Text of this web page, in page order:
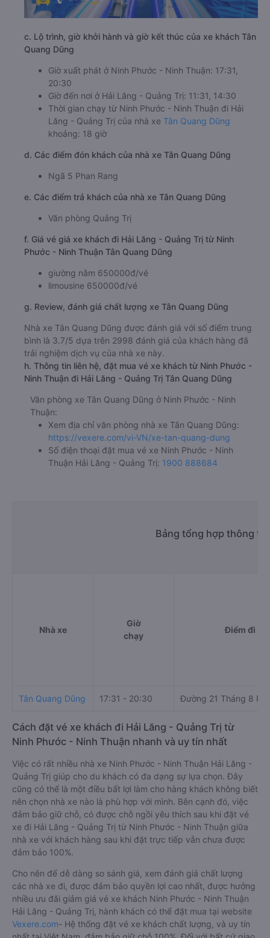
c. Lộ trình, giờ khởi hành và giờ kết thúc của xe khách Tân
Quang Dũng
Giờ xuất phát ở Ninh Phước - Ninh Thuận: 17:31,
20:30
Giờ đến nơi ở Hải Lăng - Quảng Trị: 11:31, 14:30
Thời gian chạy từ Ninh Phước - Ninh Thuận đi Hải
Lăng - Quảng Trị của nhà xe Tân Quang Dũng
khoảng: 18 giờ
d. Các điểm đón khách của nhà xe Tân Quang Dũng
Ngã 5 Phan Rang
e. Các điểm trả khách của nhà xe Tân Quang Dũng
Văn phòng Quảng Trị
f. Giá vé giá xe khách đi Hải Lăng - Quảng Trị từ Ninh
Phước - Ninh Thuận Tân Quang Dũng
giường nằm 650000đ/vé
limousine 650000đ/vé
g. Review, đánh giá chất lượng xe Tân Quang Dũng
Nhà xe Tân Quang Dũng được đánh giá với số điểm trung
bình là 3.7/5 dựa trên 2998 đánh giá của khách hàng đã
trải nghiệm dịch vụ của nhà xe này.
h. Thông tin liên hệ, đặt mua vé xe khách từ Ninh Phước -
Ninh Thuận đi Hải Lăng - Quảng Trị Tân Quang Dũng
Văn phòng xe Tân Quang Dũng ở Ninh Phước - Ninh
Thuận:
Xem địa chỉ văn phòng nhà xe Tân Quang Dũng:
https://vexere.com/vi-VN/xe-tan-quang-dung
Số điện thoại đặt mua vé xe Ninh Phước - Ninh
Thuận Hải Lăng - Quảng Trị: 1900 888684
Bảng tổng hợp thông
Nhà xe
Giờ
chạy
Điểm đi
Tân Quang Dũng 17:31 - 20:30 Đường 21 Tháng 8
Cách đặt vé xe khách đi Hải Lăng - Quảng Trị từ
Ninh Phước - Ninh Thuận nhanh và uy tín nhất
Việc có rất nhiều nhà xe Ninh Phước - Ninh Thuận Hải Lăng -
Quảng Trị giúp cho du khách có đa dạng sự lựa chọn. Đây
cũng có thể là một điều bất lợi làm cho hàng khách không biết
nên chọn nhà xe nào là phù hợp với mình. Bên cạnh đó, việc
đảm bảo giữ chỗ, có được chỗ ngồi yêu thích sau khi đặt vé
xe đi Hải Lăng - Quảng Trị từ Ninh Phước - Ninh Thuận giữa
nhà xe với khách hàng sau khi đặt trực tiếp vẫn chưa được
đảm bảo 100%.
Cho nên để dễ dàng so sánh giá, xem đánh giá chất lượng
các nhà xe đi, được đảm bảo quyền lợi cao nhất, được hưởng
nhiều ưu đãi giảm giá vé xe khách Ninh Phước - Ninh Thuận
Hải Lăng - Quảng Trị, hành khách có thể đặt mua tại website
Vexere.com- Hệ thống đặt vé xe khách chất lượng, và uy tín